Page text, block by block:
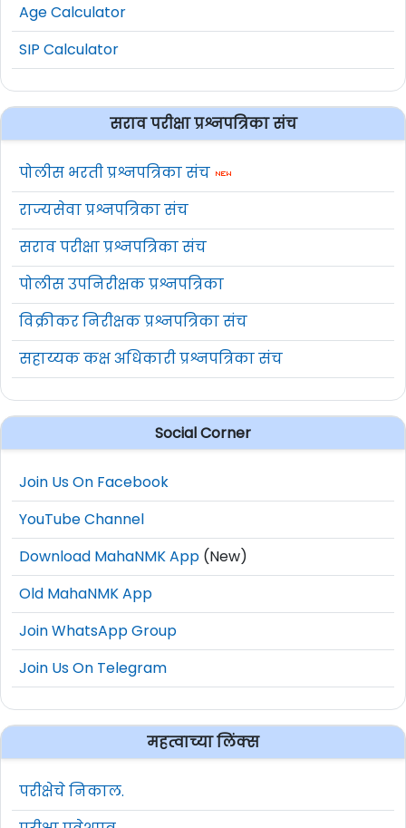
Age Calculator
SIP Calculator
सराव परीक्षा प्रश्नपत्रिका संच
पोलीस भरती प्रश्नपत्रिका संच
राज्यसेवा प्रश्नपत्रिका संच
सराव परीक्षा प्रश्नपत्रिका संच
पोलीस उपनिरीक्षक प्रश्नपत्रिका
विक्रीकर निरीक्षक प्रश्नपत्रिका संच
सहाय्यक कक्ष अधिकारी प्रश्नपत्रिका संच
Social Corner
Join Us On Facebook
YouTube Channel
Download MahaNMK App (New)
Old MahaNMK App
Join WhatsApp Group
Join Us On Telegram
महत्वाच्या लिंक्स
परीक्षेचे निकाल.